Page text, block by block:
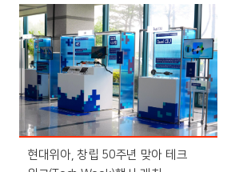
현대위아, 창립 50주년 맞아 테크